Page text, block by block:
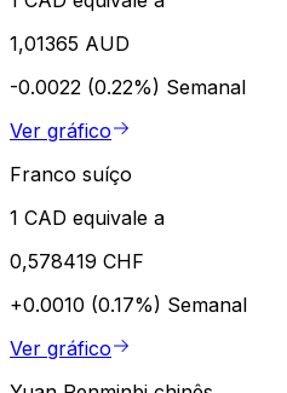
1,01365 AUD
-0.0022 (0.22%) Semanal
Ver gráfico
Franco suíço
1 CAD equivale a
0,578419 CHF
+0.0010 (0.17%) Semanal
Ver gráfico